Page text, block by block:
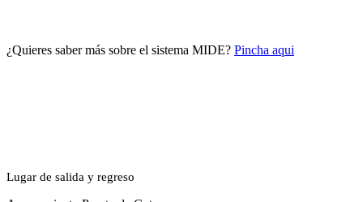
¿Quieres saber más sobre el sistema MIDE? Pincha aqui
Lugar de salida y regreso